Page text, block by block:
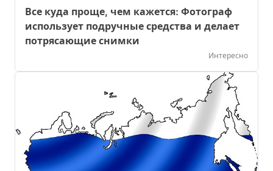
Все куда проще, чем кажется: Фотограф
использует подручные средства и делает
потрясающие снимки
Интересно